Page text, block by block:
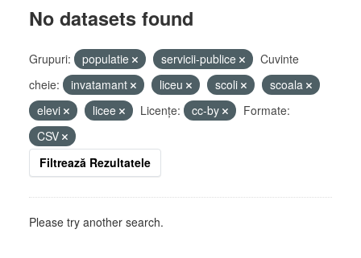
No datasets found
Grupuri: populatie servicii-publice
Cuvinte
cheie:
invatamant liceu scoli
scoala
elevi
licee Licenţe: cc-by
Formate:
CSV
Filtrează Rezultatele
Please try another search.